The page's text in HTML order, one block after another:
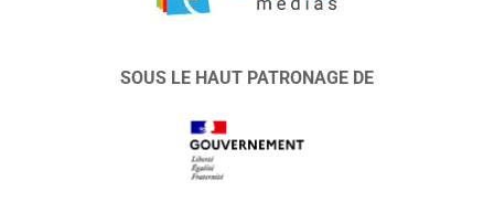
SOUS LE HAUT PATRONAGE DE